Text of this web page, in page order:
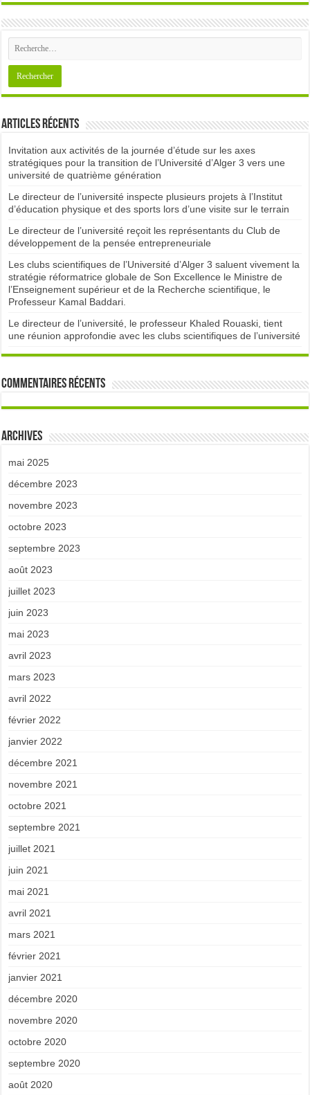
Articles récents
Invitation aux activités de la journée d’étude sur les axes
stratégiques pour la transition de l’Université d’Alger 3 vers une
université de quatrième génération
Le directeur de l’université inspecte plusieurs projets à l’Institut
d’éducation physique et des sports lors d’une visite sur le terrain
Le directeur de l’université reçoit les représentants du Club de
développement de la pensée entrepreneuriale
Les clubs scientifiques de l’Université d’Alger 3 saluent vivement la
stratégie réformatrice globale de Son Excellence le Ministre de
l’Enseignement supérieur et de la Recherche scientifique, le
Professeur Kamal Baddari.
Le directeur de l’université, le professeur Khaled Rouaski, tient
une réunion approfondie avec les clubs scientifiques de l’université
Commentaires récents
Archives
mai 2025
décembre 2023
novembre 2023
octobre 2023
septembre 2023
août 2023
juillet 2023
juin 2023
mai 2023
avril 2023
mars 2023
avril 2022
février 2022
janvier 2022
décembre 2021
novembre 2021
octobre 2021
septembre 2021
juillet 2021
juin 2021
mai 2021
avril 2021
mars 2021
février 2021
janvier 2021
décembre 2020
novembre 2020
octobre 2020
septembre 2020
août 2020